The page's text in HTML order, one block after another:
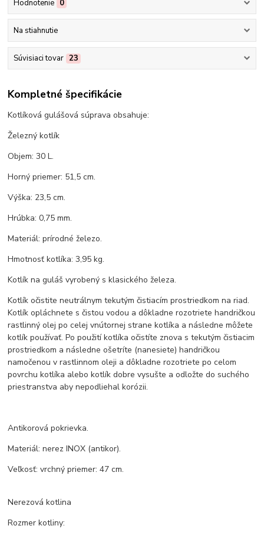
Hodnotenie 0
Na stiahnutie
Súvisiaci tovar 23
Kompletné špecifikácie
Kotlíková gulášová súprava obsahuje:
Železný kotlík
Objem: 30 L.
Horný priemer: 51,5 cm.
Výška: 23,5 cm.
Hrúbka: 0,75 mm.
Materiál: prírodné železo.
Hmotnosť kotlíka: 3,95 kg.
Kotlík na guláš vyrobený s klasického železa.
Kotlík očistite neutrálnym tekutým čistiacím prostriedkom na riad.
Kotlík opláchnete s čistou vodou a dôkladne rozotriete handričkou
rastlinný olej po celej vnútornej strane kotlíka a následne môžete
kotlík používať. Po použití kotlíka očistíte znova s tekutým čistiacim
prostriedkom a následne ošetríte (nanesiete) handričkou
namočenou v rastlinnom oleji a dôkladne rozotriete po celom
povrchu kotlíka alebo kotlík dobre vysušte a odložte do suchého
priestranstva aby nepodliehal korózii.
Antikorová pokrievka.
Materiál: nerez INOX (antikor).
Veľkosť: vrchný priemer: 47 cm.
Nerezová kotlina
Rozmer kotliny: